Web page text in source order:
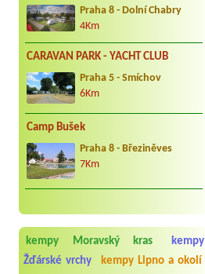
Praha 8 - Dolní Chabry
4Km
CARAVAN PARK - YACHT CLUB
Praha 5 - Smíchov
6Km
Camp Bušek
Praha 8 - Březiněves
7Km
kempy Moravský kras
kempy
Žďárské vrchy
kempy Lipno a okolí